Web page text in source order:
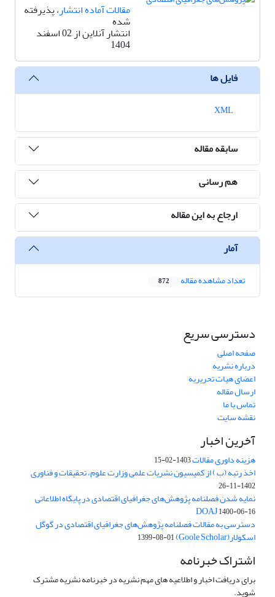
مقالات آماده انتشار، پذیرفته
شده
انتشار آنلاین از 02 اسفند
1404
فایل ها
سابقه مقاله
هم رسانی
ارجاع به این مقاله
آمار
تعداد مشاهده مقاله 872
دسترسی سریع
صفحه اصلی
درباره نشریه
اعضای هیات تحریریه
ارسال مقاله
تماس با ما
نقشه سایت
آخرین اخبار
هزینه داوری مقالات1403-02-15
اخذ رتبه (ب ) از کمیسیون نشریات علمی وزارت علوم، تحقیقات و فناوری
1402-11-26
نمایه شدن فصلنامه پژوهش‌های جغرافیای اقتصادی در پایگاه اطلاعاتی
DOAJ1400-06-16
دسترسی به مقالات فصلنامه پژوهش‌های جغرافیای اقتصادی در گوگل
اسکولار(Goole Scholar) 1399-08-01
اشتراک خبرنامه
برای دریافت اخبار و اطلاعیه های مهم نشریه در خبرنامه نشریه مشترک
شوید.